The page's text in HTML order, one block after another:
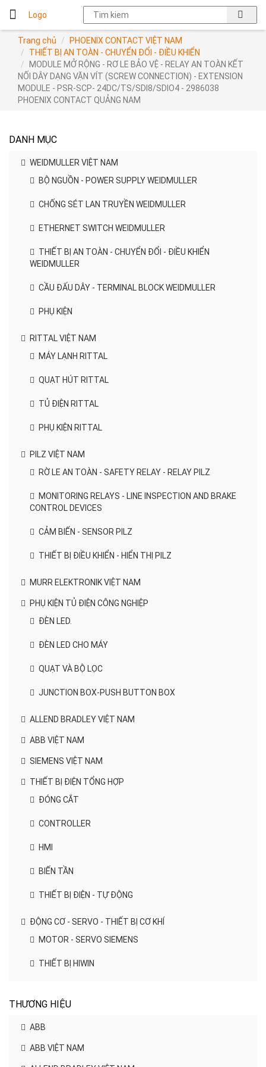
Logo
Trang chủ
PHOENIX CONTACT VIỆT NAM
THIẾT BỊ AN TOÀN - CHUYỂN ĐỔI - ĐIỀU KHIỂN
MODULE MỞ RỘNG - RƠ LE BẢO VỆ - RELAY AN TOÀN KẾT
NỐI DÂY DẠNG VẶN VÍT (SCREW CONNECTION) - EXTENSION
MODULE - PSR-SCP- 24DC/TS/SDI8/SDIO4 - 2986038
PHOENIX CONTACT QUẢNG NAM
DANH MỤC
WEIDMULLER VIỆT NAM
BỘ NGUỒN - POWER SUPPLY WEIDMULLER
CHỐNG SÉT LAN TRUYỀN WEIDMULLER
ETHERNET SWITCH WEIDMULLER
THIẾT BỊ AN TOÀN - CHUYỂN ĐỔI - ĐIỀU KHIỂN
WEIDMULLER
CẦU ĐẤU DÂY - TERMINAL BLOCK WEIDMULLER
PHỤ KIỆN
RITTAL VIỆT NAM
MÁY LẠNH RITTAL
QUẠT HÚT RITTAL
TỦ ĐIỆN RITTAL
PHỤ KIỆN RITTAL
PILZ VIỆT NAM
RỜ LE AN TOÀN - SAFETY RELAY - RELAY PILZ
MONITORING RELAYS - LINE INSPECTION AND BRAKE
CONTROL DEVICES
CẢM BIẾN - SENSOR PILZ
THIẾT BỊ ĐIỀU KHIỂN - HIỂN THỊ PILZ
MURR ELEKTRONIK VIỆT NAM
PHỤ KIỆN TỦ ĐIỆN CÔNG NGHIỆP
ĐÈN LED.
ĐÈN LED CHO MÁY
QUẠT VÀ BỘ LỌC
JUNCTION BOX-PUSH BUTTON BOX
ALLEND BRADLEY VIỆT NAM
ABB VIỆT NAM
SIEMENS VIỆT NAM
THIẾT BỊ ĐIỆN TỔNG HỢP
ĐÓNG CẮT
CONTROLLER
HMI
BIẾN TẦN
THIẾT BỊ ĐIỆN - TỰ ĐỘNG
ĐỘNG CƠ - SERVO - THIẾT BỊ CƠ KHÍ
MOTOR - SERVO SIEMENS
THIẾT BỊ HIWIN
THƯƠNG HIỆU
ABB
ABB VIỆT NAM